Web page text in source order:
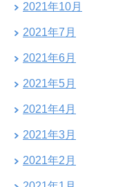
2021年10月
2021年7月
2021年6月
2021年5月
2021年4月
2021年3月
2021年2月